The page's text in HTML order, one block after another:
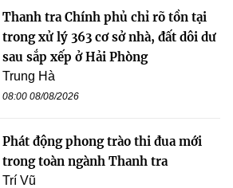
Thanh tra Chính phủ chỉ rõ tồn tại
trong xử lý 363 cơ sở nhà, đất dôi dư
sau sắp xếp ở Hải Phòng
Trung Hà
08:00 08/08/2026
Phát động phong trào thi đua mới
trong toàn ngành Thanh tra
Trí Vũ